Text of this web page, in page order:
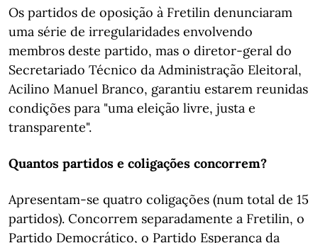
Os partidos de oposição à Fretilin denunciaram
uma série de irregularidades envolvendo
membros deste partido, mas o diretor-geral do
Secretariado Técnico da Administração Eleitoral,
Acilino Manuel Branco, garantiu estarem reunidas
condições para "uma eleição livre, justa e
transparente".
Quantos partidos e coligações concorrem?
Apresentam-se quatro coligações (num total de 15
partidos). Concorrem separadamente a Fretilin, o
Partido Democrático, o Partido Esperança da